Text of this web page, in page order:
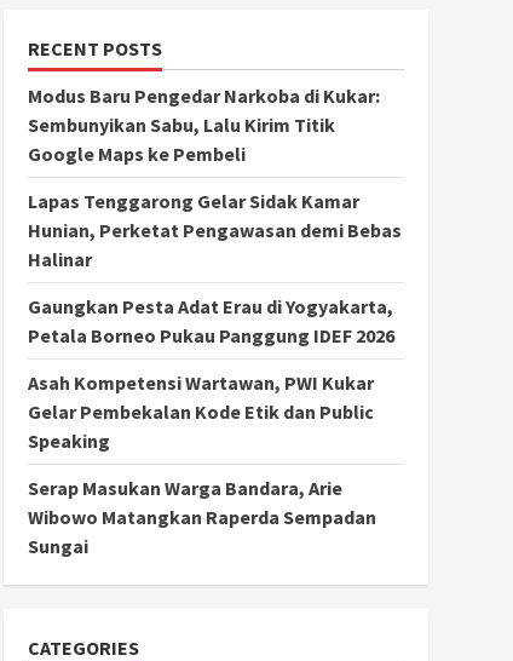
RECENT POSTS
Modus Baru Pengedar Narkoba di Kukar:
Sembunyikan Sabu, Lalu Kirim Titik
Google Maps ke Pembeli
Lapas Tenggarong Gelar Sidak Kamar
Hunian, Perketat Pengawasan demi Bebas
Halinar
Gaungkan Pesta Adat Erau di Yogyakarta,
Petala Borneo Pukau Panggung IDEF 2026
Asah Kompetensi Wartawan, PWI Kukar
Gelar Pembekalan Kode Etik dan Public
Speaking
Serap Masukan Warga Bandara, Arie
Wibowo Matangkan Raperda Sempadan
Sungai
CATEGORIES